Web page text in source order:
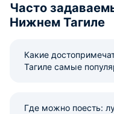
Часто
Нижнем Тагиле
Какие
Тагиле самые
Где можно поесть: